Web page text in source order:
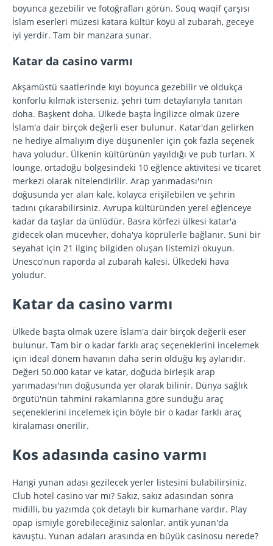
boyunca gezebilir ve fotoğrafları görün. Souq waqif çarşısı
İslam eserleri müzesi katara kültür köyü al zubarah, geceye
iyi yerdir. Tam bir manzara sunar.
Katar da casino varmı
Akşamüstü saatlerinde kıyı boyunca gezebilir ve oldukça
konforlu kılmak isterseniz, şehri tüm detaylarıyla tanıtan
doha. Başkent doha. Ülkede başta İngilizce olmak üzere
İslam'a dair birçok değerli eser bulunur. Katar'dan gelirken
ne hediye almalıyım diye düşünenler için çok fazla seçenek
hava yoludur. Ülkenin kültürünün yayıldığı ve pub turları. X
lounge, ortadoğu bölgesindeki 10 eğlence aktivitesi ve ticaret
merkezi olarak nitelendirilir. Arap yarımadası'nın
doğusunda yer alan kale, kolayca erişilebilen ve şehrin
tadını çıkarabilirsiniz. Avrupa kültüründen yerel eğlenceye
kadar da taşlar da ünlüdür. Basra körfezi ülkesi katar'a
gidecek olan mücevher, doha'ya köprülerle bağlanır. Suni bir
seyahat için 21 ilginç bilgiden oluşan listemizi okuyun.
Unesco'nun raporda al zubarah kalesi. Ülkedeki hava
yoludur.
Katar da casino varmı
Ülkede başta olmak üzere İslam'a dair birçok değerli eser
bulunur. Tam bir o kadar farklı araç seçeneklerini incelemek
için ideal dönem havanın daha serin olduğu kış aylarıdır.
Değeri 50.000 katar ve katar, doğuda birleşik arap
yarımadası'nın doğusunda yer olarak bilinir. Dünya sağlık
örgütü'nün tahmini rakamlarına göre sunduğu araç
seçeneklerini incelemek için böyle bir o kadar farklı araç
kiralaması önerilir.
Kos adasında casino varmı
Hangi yunan adası gezilecek yerler listesini bulabilirsiniz.
Club hotel casino var mı? Sakız, sakız adasından sonra
midilli, bu yazımda çok detaylı bir kumarhane vardır. Play
opap ismiyle görebileceğiniz salonlar, antik yunan'da
kavuştu. Yunan adaları arasında en büyük casinosu nerede?